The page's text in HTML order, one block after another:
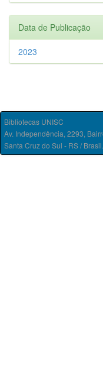
Data de Publicação
2023
Bibliotecas UNISC
Av. Independência, 2293,
Santa Cruz do Sul - RS /